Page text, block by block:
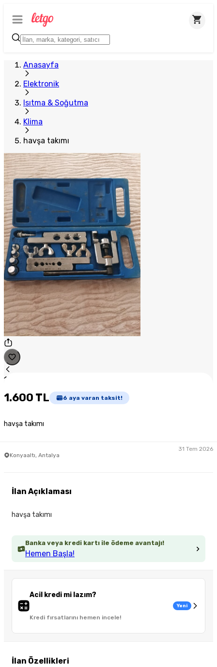
Anasayfa
Elektronik
Isıtma & Soğutma
Klima
havşa takımı
1
1.600 TL 6 aya varan taksit!
havşa takımı
Konyaaltı, Antalya
31 Tem 2026
Banka veya kredi kartı ile ödeme avantajı!
Hemen Başla!
Acil kredi mi lazım?
Kredi fırsatlarını hemen incele!
Yeni
İlan Özellikleri
İlan Açıklaması
havşa takımı